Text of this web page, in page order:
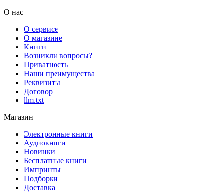
О нас
О сервисе
О магазине
Книги
Возникли вопросы?
Приватность
Наши преимущества
Реквизиты
Договор
llm.txt
Магазин
Электронные книги
Аудиокниги
Новинки
Бесплатные книги
Импринты
Подборки
Доставка